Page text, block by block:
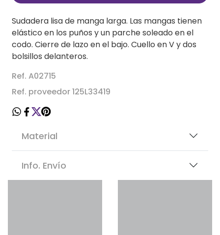
Sudadera lisa de manga larga. Las mangas tienen
elástico en los puños y un parche soleado en el
codo. Cierre de lazo en el bajo. Cuello en V y dos
bolsillos delanteros.
Ref. A02715
Ref. proveedor 125L33419
Material
Info. Envío